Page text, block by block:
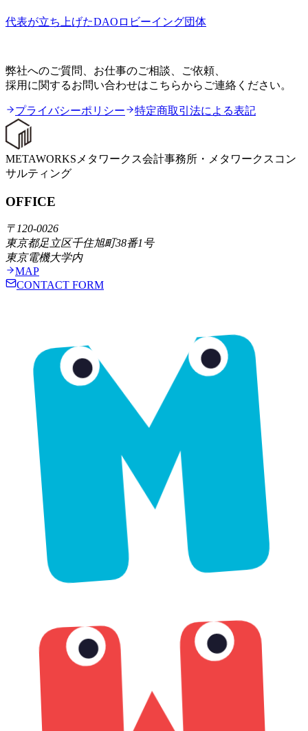
代表が立ち上げたDAOロビーイング団体
弊社へのご質問、お仕事のご相談、ご依頼、
採用に関するお問い合わせはこちらからご連絡ください。
プライバシーポリシー 特定商取引法による表記
METAWORKS メタワークス会計事務所・メタワークスコン
サルティング
OFFICE
〒120-0026
東京都足立区千住旭町38番1号
東京電機大学内
MAP
CONTACT FORM